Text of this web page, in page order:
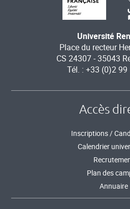
Université
Place du recteur
CS 24307 - 35043
Tél. : +33 (0)2
Accès
Inscriptions /
Calendrier
Plan des
Annuaire